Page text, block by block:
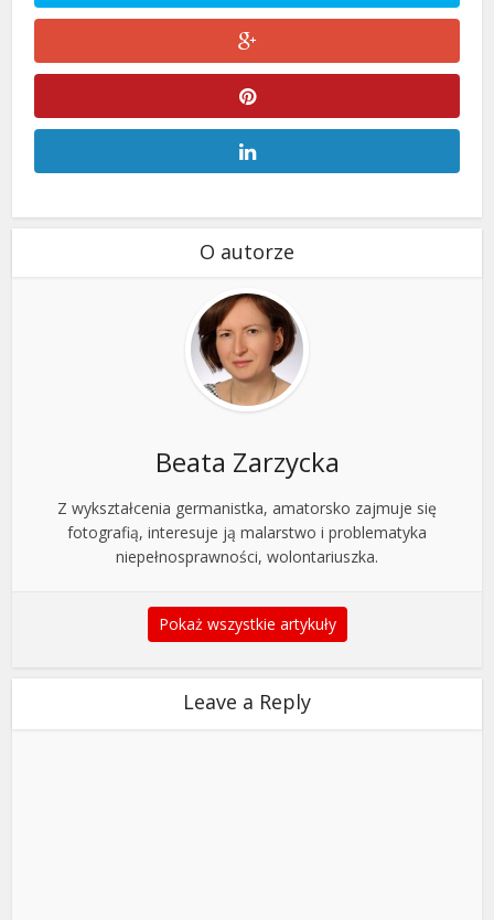
O autorze
Beata Zarzycka
Z wykształcenia germanistka, amatorsko zajmuje się
fotografią, interesuje ją malarstwo i problematyka
niepełnosprawności, wolontariuszka.
Pokaż wszystkie artykuły
Leave a Reply